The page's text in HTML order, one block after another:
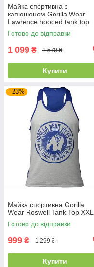
Майка спортивна з
капюшоном Gorilla Wear
Lawrence hooded tank top
XXL синя
Готово до відправки
1 099 ₴ 1 570 ₴
Купити
–23%
Майка спортивна Gorilla
Wear Roswell Tank Top XXL
Готово до відправки
999 ₴ 1 299 ₴
Купити